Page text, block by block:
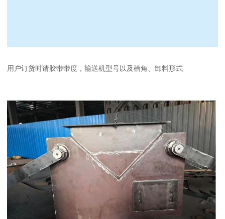
用户订货时请胶带带度，输送机型号以及槽角、卸料形式